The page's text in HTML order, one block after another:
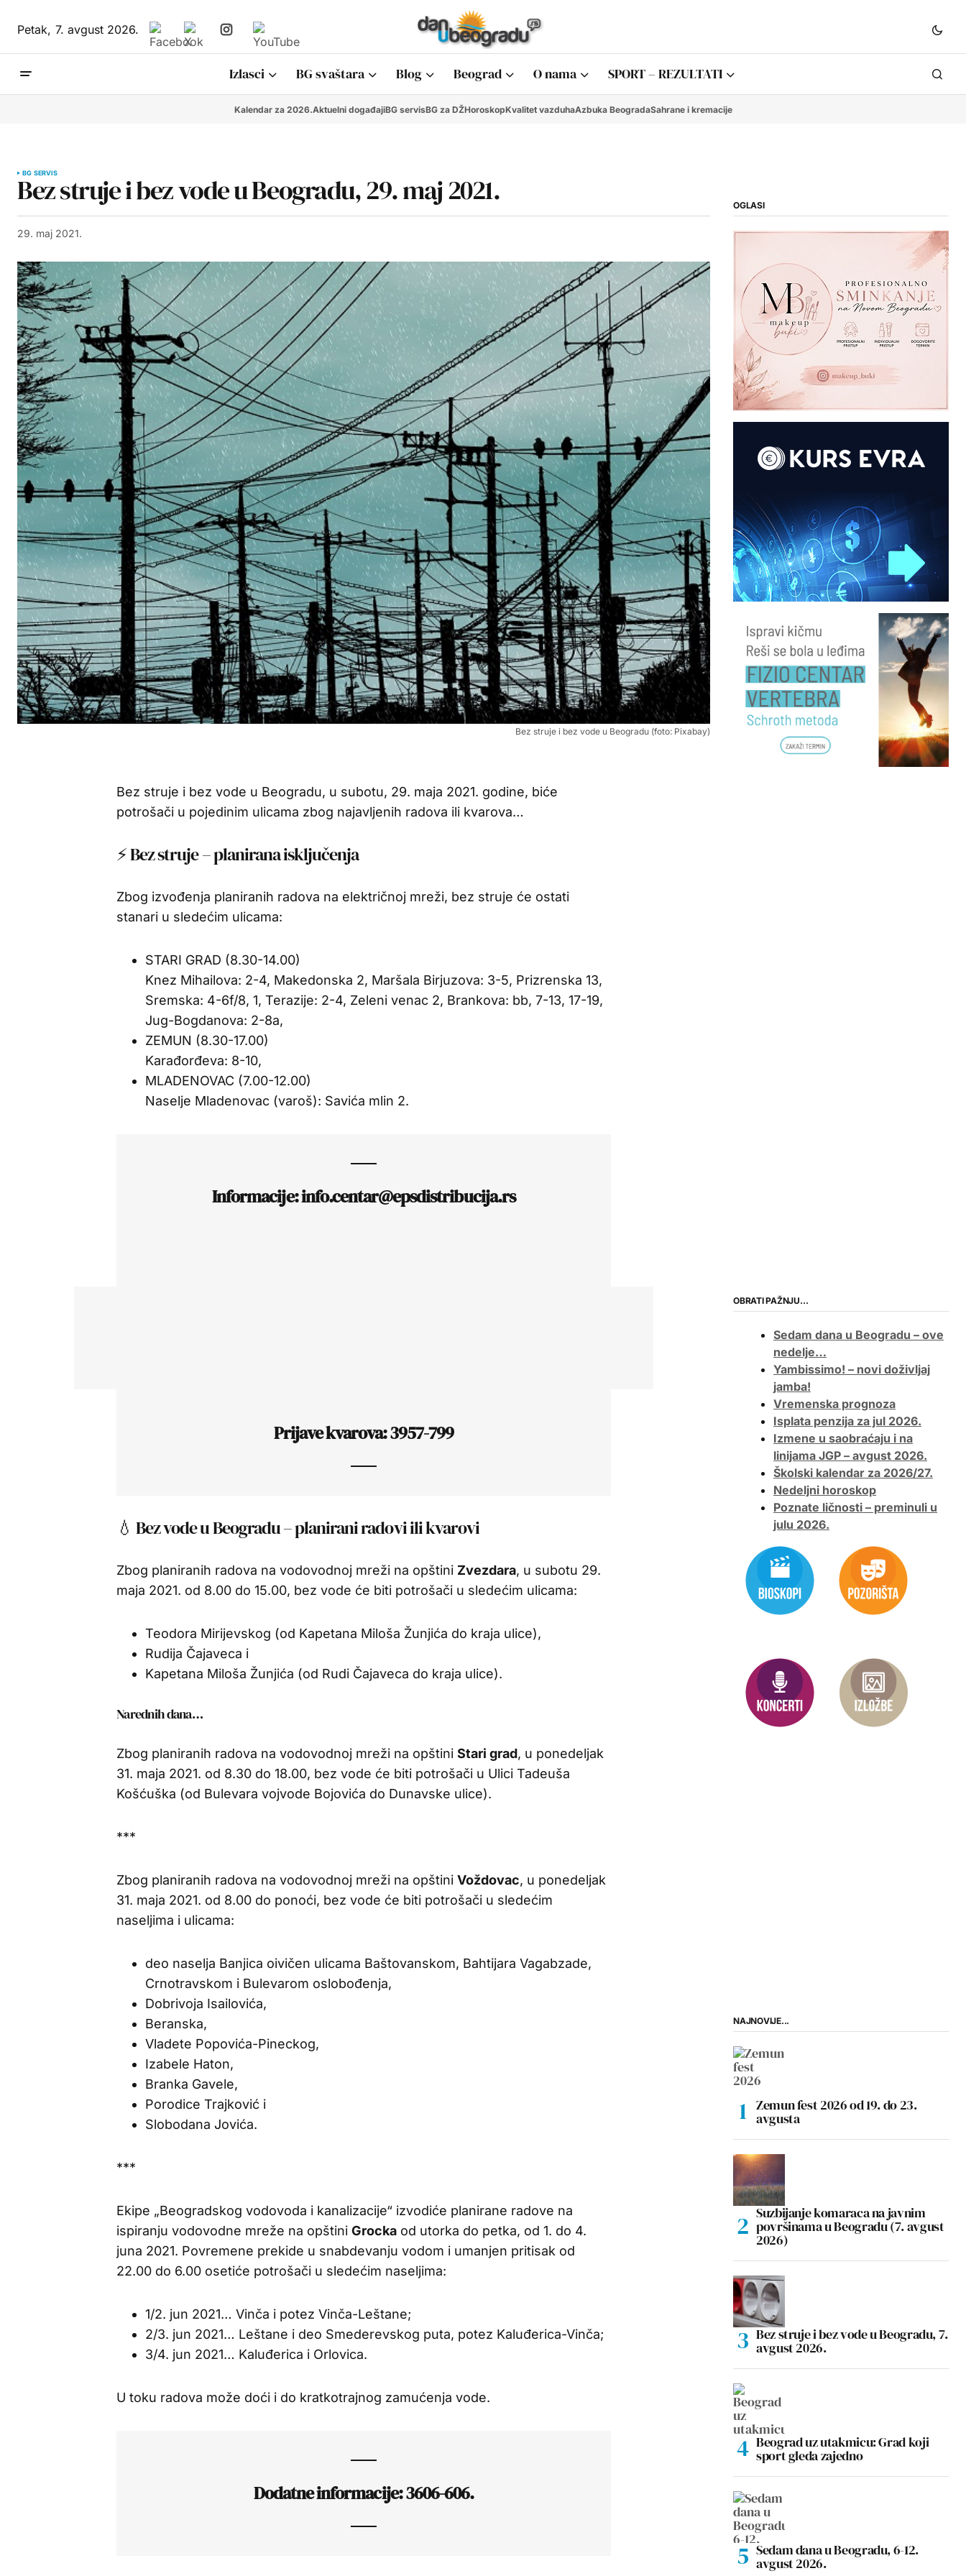
Petak,7. avgust 2026.
Izlasci BG svaštara Blog Beograd O nama SPORT – REZULTATI
Kalendar za 2026.Aktuelni događajiBG servisBG za DŽHoroskopKvalitet vazduhaAzbuka BeogradaSahrane i kremacije
BG SERVIS
Bez struje i bez vode u Beogradu, 29. maj 2021.
29. maj 2021.
Bez struje i bez vode u Beogradu (foto: Pixabay)
Bez struje i bez vode u Beogradu, u subotu, 29. maja 2021. godine, biće
potrošači u pojedinim ulicama zbog najavljenih radova ili kvarova…
⚡ Bez struje – planirana isključenja
Zbog izvođenja planiranih radova na električnoj mreži, bez struje će ostati
stanari u sledećim ulicama:
STARI GRAD (8.30-14.00)
Knez Mihailova: 2-4, Makedonska 2, Maršala Birjuzova: 3-5, Prizrenska 13,
Sremska: 4-6f/8, 1, Terazije: 2-4, Zeleni venac 2, Brankova: bb, 7-13, 17-19,
Jug-Bogdanova: 2-8a,
ZEMUN (8.30-17.00)
Karađorđeva: 8-10,
MLADENOVAC (7.00-12.00)
Naselje Mladenovac (varoš): Savića mlin 2.
Informacije: info.centar@epsdistribucija.rs
Prijave kvarova: 3957-799
💧 Bez vode u Beogradu – planirani radovi ili kvarovi
Zbog planiranih radova na vodovodnoj mreži na opštini Zvezdara, u subotu 29.
maja 2021. od 8.00 do 15.00, bez vode će biti potrošači u sledećim ulicama:
Teodora Mirijevskog (od Kapetana Miloša Žunjića do kraja ulice),
Rudija Čajaveca i
Kapetana Miloša Žunjića (od Rudi Čajaveca do kraja ulice).
Narednih dana…
Zbog planiranih radova na vodovodnoj mreži na opštini Stari grad, u ponedeljak
31. maja 2021. od 8.30 do 18.00, bez vode će biti potrošači u Ulici Tadeuša
Košćuška (od Bulevara vojvode Bojovića do Dunavske ulice).
***
Zbog planiranih radova na vodovodnoj mreži na opštini Voždovac, u ponedeljak
31. maja 2021. od 8.00 do ponoći, bez vode će biti potrošači u sledećim
naseljima i ulicama:
deo naselja Banjica oivičen ulicama Baštovanskom, Bahtijara Vagabzade,
Crnotravskom i Bulevarom oslobođenja,
Dobrivoja Isailovića,
Beranska,
Vladete Popovića-Pineckog,
Izabele Haton,
Branka Gavele,
Porodice Trajković i
Slobodana Jovića.
***
Ekipe „Beogradskog vodovoda i kanalizacije“ izvodiće planirane radove na
ispiranju vodovodne mreže na opštini Grocka od utorka do petka, od 1. do 4.
juna 2021. Povremene prekide u snabdevanju vodom i umanjen pritisak od
22.00 do 6.00 osetiće potrošači u sledećim naseljima:
1/2. jun 2021… Vinča i potez Vinča-Leštane;
2/3. jun 2021… Leštane i deo Smederevskog puta, potez Kaluđerica-Vinča;
3/4. jun 2021… Kaluđerica i Orlovica.
U toku radova može doći i do kratkotrajnog zamućenja vode.
Dodatne informacije: 3606-606.
OGLASI
OBRATI PAŽNJU…
Sedam dana u Beogradu – ove
nedelje…
Yambissimo! – novi doživljaj
jamba!
Vremenska prognoza
Isplata penzija za jul 2026.
Izmene u saobraćaju i na
linijama JGP – avgust 2026.
Školski kalendar za 2026/27.
Nedeljni horoskop
Poznate ličnosti – preminuli u
julu 2026.
NAJNOVIJE...
Zemun fest 2026 od 19. do 23.
avgusta
Suzbijanje komaraca na javnim
površinama u Beogradu (7. avgust
2026)
Bez struje i bez vode u Beogradu, 7.
avgust 2026.
Beograd uz utakmicu: Grad koji
sport gleda zajedno
Sedam dana u Beogradu, 6-12.
avgust 2026.